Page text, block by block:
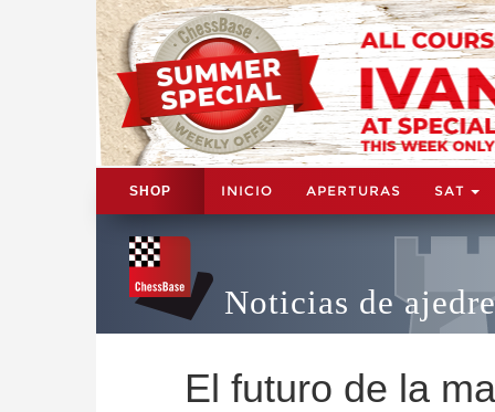
SHOP INICIO APERTURAS SAT
Noticias de
El futuro de la